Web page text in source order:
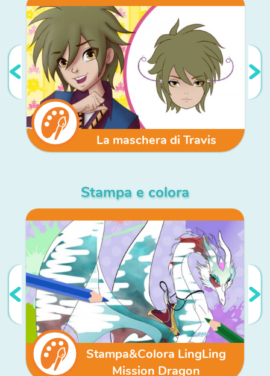
La maschera di Travis
Stampa e colora
Stampa&Colora LingLing
Mission Dragon